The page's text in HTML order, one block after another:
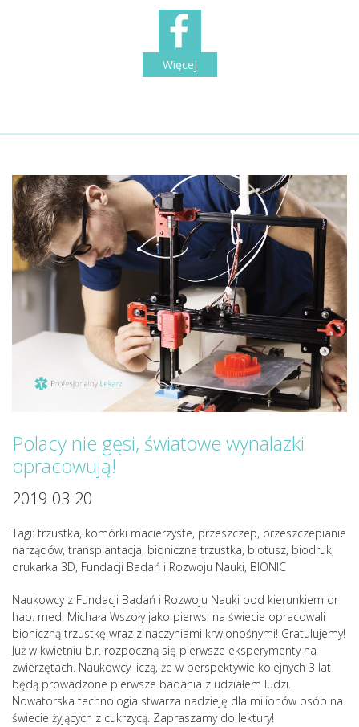
Więcej
Polacy nie gęsi, światowe wynalazki
opracowują!
2019-03-20
Tagi: trzustka, komórki macierzyste, przeszczep, przeszczepianie
narządów, transplantacja, bioniczna trzustka, biotusz, biodruk,
drukarka 3D, Fundacji Badań i Rozwoju Nauki, BIONIC
Naukowcy z Fundacji Badań i Rozwoju Nauki pod kierunkiem dr
hab. med. Michała Wszoły jako pierwsi na świecie opracowali
bioniczną trzustkę wraz z naczyniami krwionośnymi! Gratulujemy!
Już w kwietniu b.r. rozpoczną się pierwsze eksperymenty na
zwierzętach. Naukowcy liczą, że w perspektywie kolejnych 3 lat
będą prowadzone pierwsze badania z udziałem ludzi.
Nowatorska technologia stwarza nadzieję dla milionów osób na
świecie żyjących z cukrzycą. Zapraszamy do lektury!